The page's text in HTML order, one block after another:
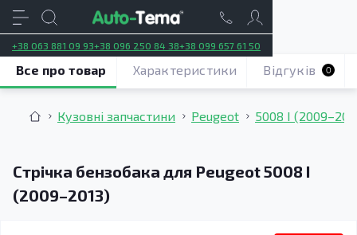
+38 063 881 09 93+38 096 250 84 38+38 099 657 61 50
Кузовні запчастини Peugeot 5008 І
Стрічка бензобака для Peugeot 5008 I
(2009–2013)
Все про товар Характеристики Відгуків 0